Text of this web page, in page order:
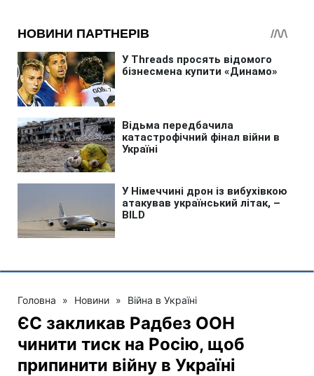
Головна » Новини » Війна в Україні
ЄС закликав Радбез ООН
чинити тиск на Росію, щоб
припинити війну в Україні